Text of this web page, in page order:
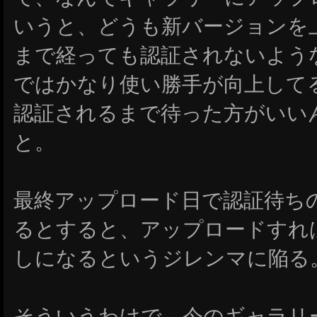
いうと、どうも新バージョン
まで経っても認証されないよ
ではかなり使い勝手が向上し
認証されるまで待った方がい
と。
最終アップロード日で認証待ち
るとすると、アップロードす
しになるというジレンマに陥る